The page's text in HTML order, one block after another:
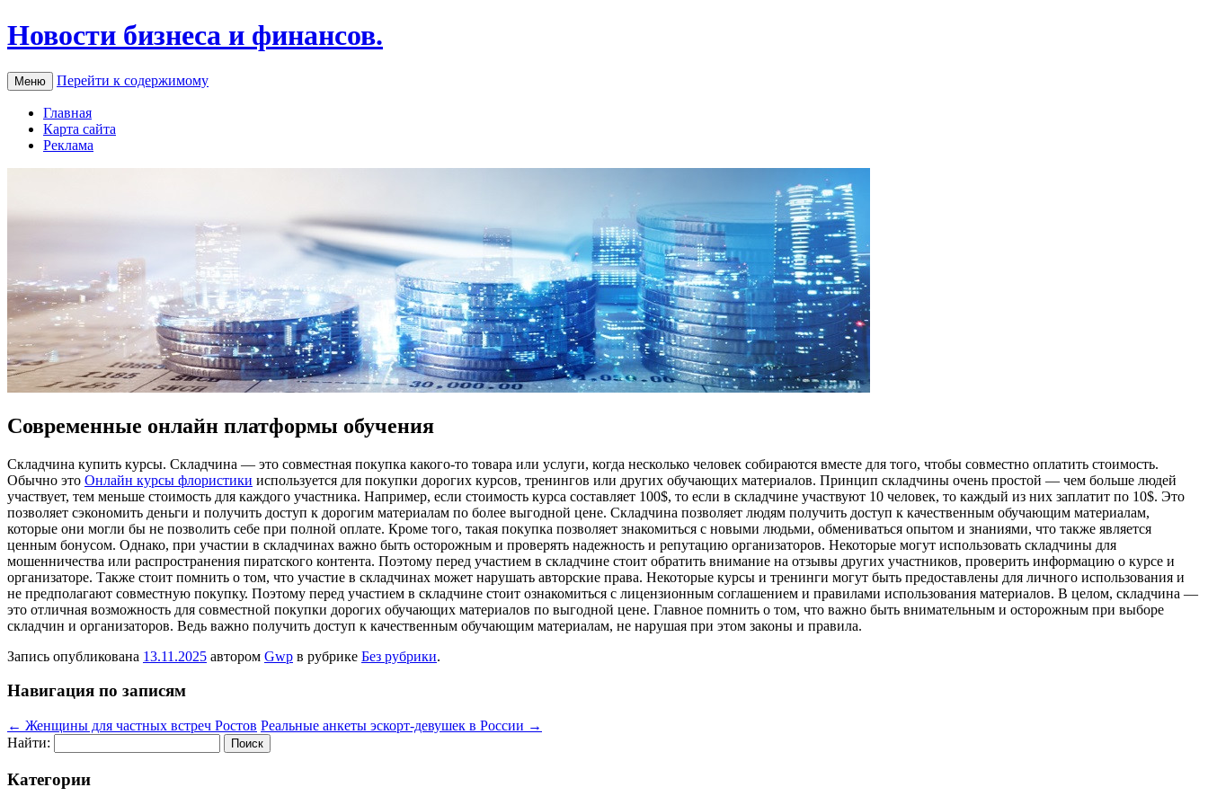
Новости бизнеса и финансов.
Меню Перейти к содержимому
Главная
Карта сайта
Реклама
Современные онлайн платформы обучения
Склaдчинa купить курсы. Склaдчинa — этo совместная покупка какого-то товара или услуги, когда несколько человек собираются вместе для того, чтобы совместно оплатить стоимость.
Обычно это Онлайн курсы флористики используется для покупки дорогих курсов, тренингов или других обучающих материалов. Принцип складчины очень простой — чем больше людей
участвует, тем меньше стоимость для каждого участника. Например, если стоимость курса составляет 100$, то если в складчине участвуют 10 человек, то каждый из них заплатит по 10$. Это
позволяет сэкономить деньги и получить доступ к дорогим материалам по более выгодной цене. Складчина позволяет людям получить доступ к качественным обучающим материалам,
которые они могли бы не позволить себе при полной оплате. Кроме того, такая покупка позволяет знакомиться с новыми людьми, обмениваться опытом и знаниями, что также является
ценным бонусом. Однако, при участии в складчинах важно быть осторожным и проверять надежность и репутацию организаторов. Некоторые могут использовать складчины для
мошенничества или распространения пиратского контента. Поэтому перед участием в складчине стоит обратить внимание на отзывы других участников, проверить информацию о курсе и
организаторе. Также стоит помнить о том, что участие в складчинах может нарушать авторские права. Некоторые курсы и тренинги могут быть предоставлены для личного использования и
не предполагают совместную покупку. Поэтому перед участием в складчине стоит ознакомиться с лицензионным соглашением и правилами использования материалов. В целом, складчина —
это отличная возможность для совместной покупки дорогих обучающих материалов по выгодной цене. Главное помнить о том, что важно быть внимательным и осторожным при выборе
складчин и организаторов. Ведь важно получить доступ к качественным обучающим материалам, не нарушая при этом законы и правила.
Запись опубликована 13.11.2025 автором Gwp в рубрике Без рубрики.
Навигация по записям
← Женщины для частных встреч Ростов Реальные анкеты эскорт-девушек в России →
Найти:
Категории